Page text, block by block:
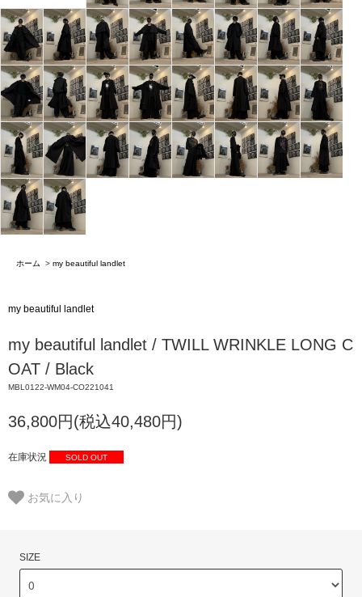
ホーム > my beautiful landlet
my beautiful landlet
my beautiful landlet / TWILL WRINKLE LONG C
OAT / Black
MBL0122-WM04-CO221041
36,800円(税込40,480円)
在庫状況 SOLD OUT
お気に入り
SIZE